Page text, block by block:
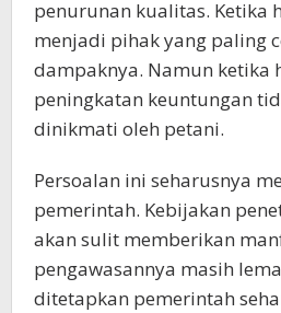
penurunan kualitas. Ketika
menjadi pihak yang paling
dampaknya. Namun ketika
peningkatan keuntungan
dinikmati oleh petani.
Persoalan ini seharusnya
pemerintah. Kebijakan
akan sulit memberikan
pengawasannya masih
ditetapkan pemerintah